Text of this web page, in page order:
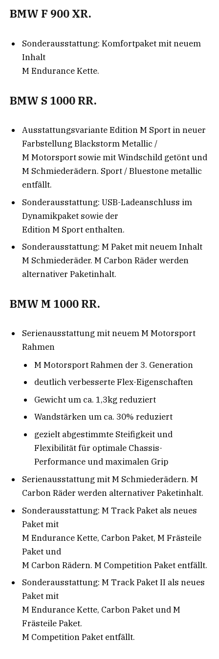
BMW F 900 XR.
Sonderausstattung: Komfortpaket mit neuem
Inhalt
M Endurance Kette.
BMW S 1000 RR.
Ausstattungsvariante Edition M Sport in neuer
Farbstellung Blackstorm Metallic /
M Motorsport sowie mit Windschild getönt und
M Schmiederädern. Sport / Bluestone metallic
entfällt.
Sonderausstattung: USB-Ladeanschluss im
Dynamikpaket sowie der
Edition M Sport enthalten.
Sonderausstattung: M Paket mit neuem Inhalt
M Schmiederäder. M Carbon Räder werden
alternativer Paketinhalt.
BMW M 1000 RR.
Serienausstattung mit neuem M Motorsport
Rahmen
M Motorsport Rahmen der 3. Generation
deutlich verbesserte Flex-Eigenschaften
Gewicht um ca. 1,3kg reduziert
Wandstärken um ca. 30% reduziert
gezielt abgestimmte Steifigkeit und
Flexibilität für optimale Chassis-
Performance und maximalen Grip
Serienausstattung mit M Schmiederädern. M
Carbon Räder werden alternativer Paketinhalt.
Sonderausstattung: M Track Paket als neues
Paket mit
M Endurance Kette, Carbon Paket, M Frästeile
Paket und
M Carbon Rädern. M Competition Paket entfällt.
Sonderausstattung: M Track Paket II als neues
Paket mit
M Endurance Kette, Carbon Paket und M
Frästeile Paket.
M Competition Paket entfällt.